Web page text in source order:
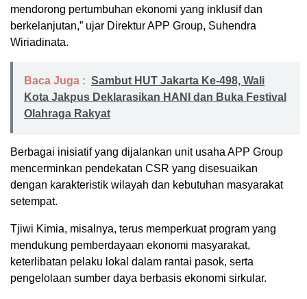
mendorong pertumbuhan ekonomi yang inklusif dan
berkelanjutan,” ujar Direktur APP Group, Suhendra
Wiriadinata.
Baca Juga : Sambut HUT Jakarta Ke-498, Wali
Kota Jakpus Deklarasikan HANI dan Buka Festival
Olahraga Rakyat
Berbagai inisiatif yang dijalankan unit usaha APP Group
mencerminkan pendekatan CSR yang disesuaikan
dengan karakteristik wilayah dan kebutuhan masyarakat
setempat.
Tjiwi Kimia, misalnya, terus memperkuat program yang
mendukung pemberdayaan ekonomi masyarakat,
keterlibatan pelaku lokal dalam rantai pasok, serta
pengelolaan sumber daya berbasis ekonomi sirkular.